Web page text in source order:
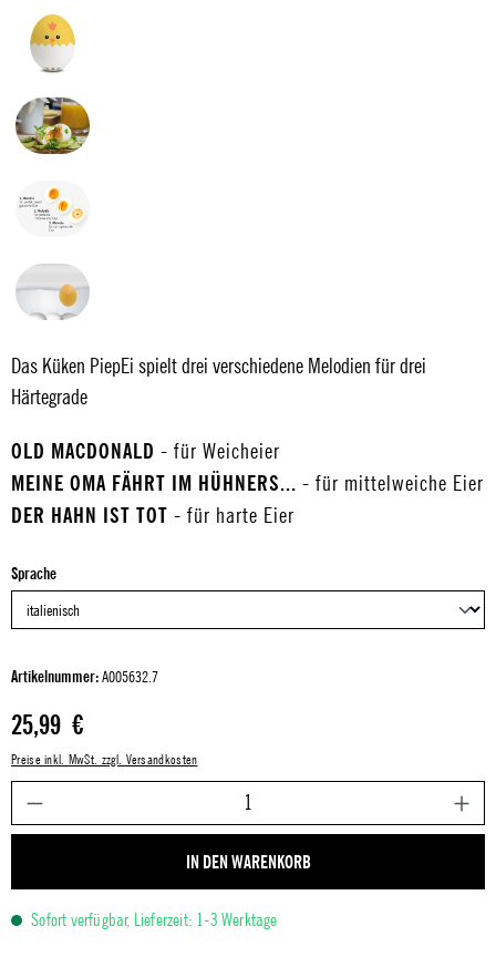
Das Küken PiepEi spielt drei verschiedene Melodien für drei
Härtegrade
OLD MACDONALD - für Weicheier
MEINE OMA FÄHRT IM HÜHNERS... - für mittelweiche Eier
DER HAHN IST TOT - für harte Eier
Spracheauswählen
Artikelnummer:A005632.7
Regulärer Preis:
25,99 €
Preise inkl. MwSt. zzgl. Versandkosten
IN DEN WARENKORB
Sofort verfügbar, Lieferzeit: 1-3 Werktage